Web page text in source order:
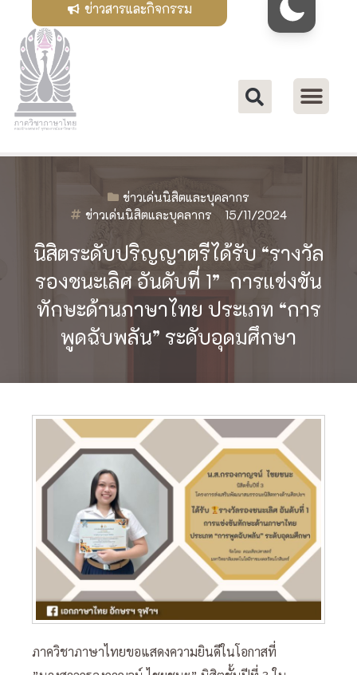
ข่าวสารและกิจกรรม
ข่าวเด่นนิสิตและบุคลากร
ข่าวเด่นนิสิตและบุคลากร
15/11/2024
นิสิตระดับปริญญาตรีได้รับ “รางวัล
รองชนะเลิศ อันดับที่ 1” การแข่งขัน
ทักษะด้านภาษาไทย ประเภท “การ
พูดฉับพลัน” ระดับอุดมศึกษา
ภาควิชาภาษาไทยขอแสดงความยินดีในโอกาสที่